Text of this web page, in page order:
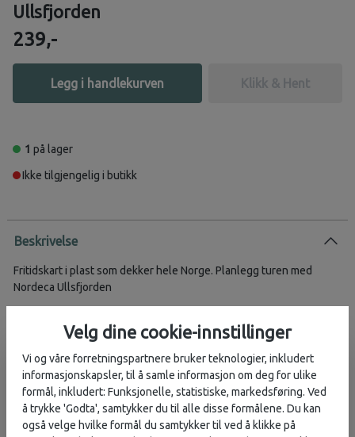
Ullsfjorden
239,-
Legg i handlekurven Klikk & Hent
1 på lager
Ikke tilgjengelig i butikk
Beskrivelse
Fritidskart i plast som dekker hele Norge. Planlegg turen med
Nordeca Ullsfjorden
Produsent: Nordeca
Serie: Norge-serien
Vurderinger
Velg dine cookie-innstillinger
Vi og våre forretningspartnere bruker teknologier, inkludert
informasjonskapsler, til å samle informasjon om deg for ulike
formål, inkludert: Funksjonelle, statistiske, markedsføring. Ved
å trykke 'Godta', samtykker du til alle disse formålene. Du kan
også velge hvilke formål du samtykker til ved å klikke på